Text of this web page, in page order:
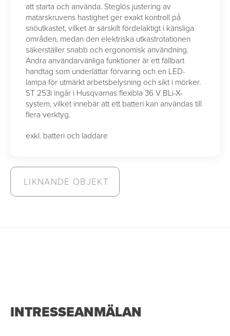
att starta och använda. Steglös justering av
matarskruvens hastighet ger exakt kontroll på
snöutkastet, vilket är särskilt fördelaktigt i känsliga
områden, medan den elektriska utkastrotationen
säkerställer snabb och ergonomisk användning.
Andra användarvänliga funktioner är ett fällbart
handtag som underlättar förvaring och en LED-
lampa för utmärkt arbetsbelysning och sikt i mörker.
ST 253i ingår i Husqvarnas flexibla 36 V BLi-X-
system, vilket innebär att ett batteri kan användas till
flera verktyg.
exkl. batteri och laddare
LIKNANDE OBJEKT
INTRESSEANMÄLAN